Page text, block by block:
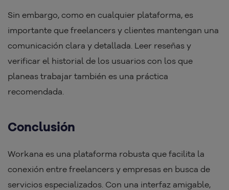
Sin embargo, como en cualquier plataforma, es
importante que freelancers y clientes mantengan una
comunicación clara y detallada. Leer reseñas y
verificar el historial de los usuarios con los que
planeas trabajar también es una práctica
recomendada.
Conclusión
Workana es una plataforma robusta que facilita la
conexión entre freelancers y empresas en busca de
servicios especializados. Con una interfaz amigable,